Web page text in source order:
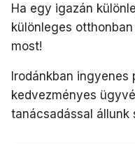
Ha egy igazán
különleges
most!
Irodánkban
kedvezményes
tanácsadással állunk